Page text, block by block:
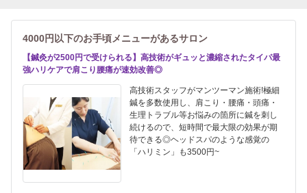
4000円以下のお手頃メニューがあるサロン
【鍼灸が2500円で受けられる】高技術がギュッと濃縮されたタイパ最
強ハリケアで肩こり腰痛が速効改善◎
高技術スタッフがマンツーマン施術!極細
鍼を多数使用し、肩こり・腰痛・頭痛・
生理トラブル等お悩みの箇所に鍼を刺し
続けるので、短時間で最大限の効果が期
待できる◎ヘッドスパのような感覚の
「ハリミン」も3500円~